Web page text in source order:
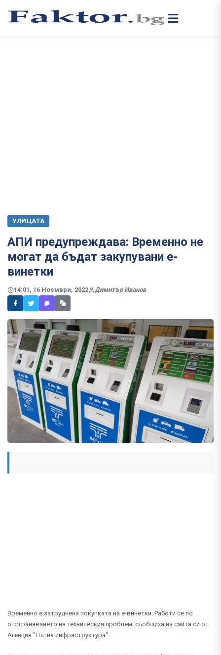
УЛИЦАТА
АПИ предупреждава: Временно не
могат да бъдат закупувани е-
винетки
14:01, 16 Ноември, 2022 Димитър Иванов
Временно е затруднена покупката на е-винетки. Работи се по
отстраняването на техническия проблем, съобщиха на сайта си от
Агенция "Пътна инфраструктура".